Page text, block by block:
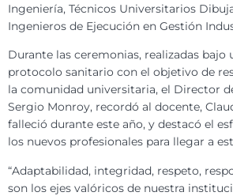
Ingeniería, Técnicos Universitarios
Ingenieros de Ejecución en Gestión
Durante las ceremonias, realizadas bajo
protocolo sanitario con el objetivo de
la comunidad universitaria, el Director
Sergio Monroy, recordó al docente,
falleció durante este año, y destacó el
los nuevos profesionales para llegar a
“Adaptabilidad, integridad, respeto,
son los ejes valóricos de nuestra